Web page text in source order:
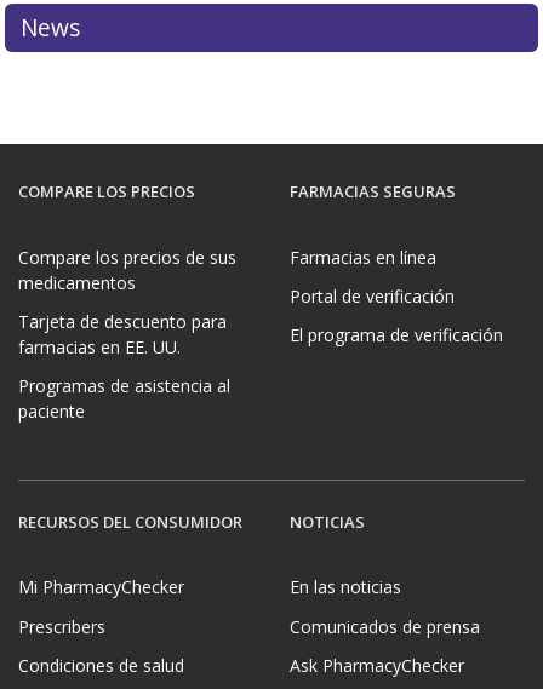
News
COMPARE LOS PRECIOS
Compare los precios de sus
medicamentos
Tarjeta de descuento para
farmacias en EE. UU.
Programas de asistencia al
paciente
FARMACIAS SEGURAS
Farmacias en línea
Portal de verificación
El programa de verificación
RECURSOS DEL CONSUMIDOR
Mi PharmacyChecker
Prescribers
Condiciones de salud
NOTICIAS
En las noticias
Comunicados de prensa
Ask PharmacyChecker